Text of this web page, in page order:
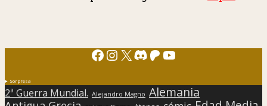
Facebook
Instagram
X Discord
Patreon
YouTube
Sorpresa
2ª Guerra Mundial. Alejandro Magno Alemania